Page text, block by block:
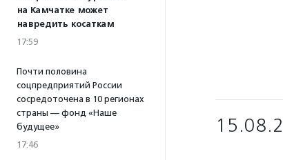
на Камчатке может
навредить косаткам
17:59
Почти половина
соцпредприятий России
сосредоточена в 10 регионах
страны — фонд «Наше
будущее»
17:46